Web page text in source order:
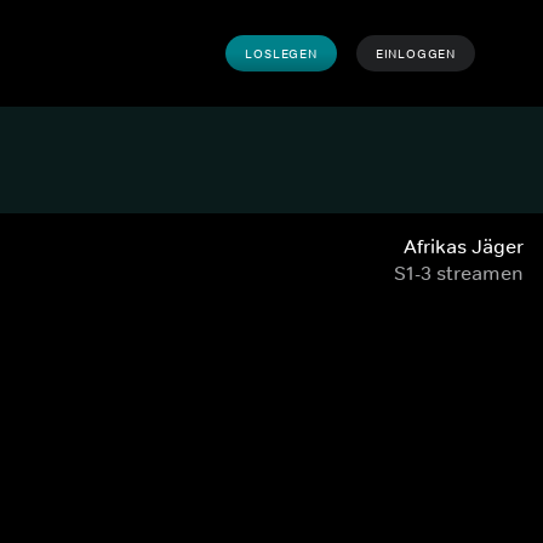
LOSLEGEN EINLOGGEN
Afrikas Jäger
S1-3 streamen